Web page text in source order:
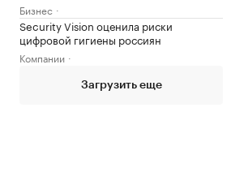
Бизнес
Security Vision оценила риски
цифровой гигиены россиян
Компании
Загрузить еще